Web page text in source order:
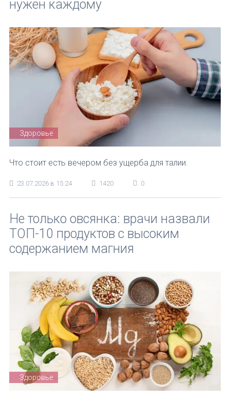
нужен каждому
Здоровье
Что стоит есть вечером без ущерба для талии.
23.07.2026 в 15:24 1420 0
Не только овсянка: врачи назвали
ТОП-10 продуктов с высоким
содержанием магния
Здоровье